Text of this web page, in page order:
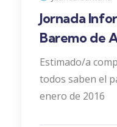
Jornada
Baremo de
Estimado/a
todos saben el
enero de 2016